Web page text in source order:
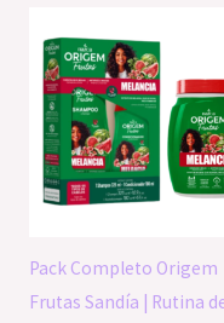
Pack Completo Origem
Frutas Sandía | Rutina